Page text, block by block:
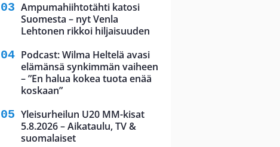
Ampumahiihtotähti katosi
Suomesta – nyt Venla
Lehtonen rikkoi hiljaisuuden
Podcast: Wilma Heltelä avasi
elämänsä synkimmän vaiheen
– ”En halua kokea tuota enää
koskaan”
Yleisurheilun U20 MM-kisat
5.8.2026 – Aikataulu, TV &
suomalaiset